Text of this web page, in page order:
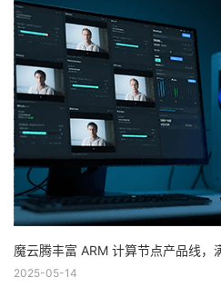
魔云腾丰富 ARM 计算节点产品线，
2025-05-14